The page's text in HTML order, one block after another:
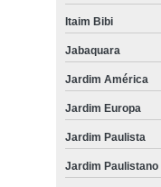
Itaim Bibi
Jabaquara
Jardim América
Jardim Europa
Jardim Paulista
Jardim Paulistano